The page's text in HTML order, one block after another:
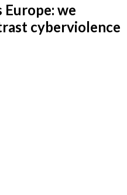
we
cyberviolence